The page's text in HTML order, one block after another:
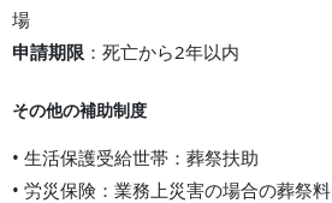
場
申請期限 ：死亡から2年以内
その他の補助制度
• 生活保護受給世帯：葬祭扶助
• 労災保険：業務上災害の場合の葬祭料